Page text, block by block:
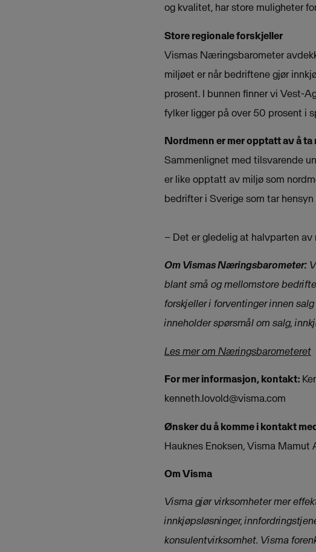
og kvalitet, har store muligheter
Store regionale forskjeller
Vismas Næringsbarometer
miljøet er når bedriftene gjør
prosent. I bunnen finner vi Vest-
fylker ligger på over 50 prosent i
Nordmenn er mer opptatt av å
Sammenlignet med tilsvarende
er like opptatt av miljø som
bedrifter i Sverige som tar
– Det er gledelig at halvparten
Om Vismas Næringsbarometer:
blant små og mellomstore
forskjeller i forventinger innen
inneholder spørsmål om salg,
Les mer om Næringsbarometeret
For mer informasjon, kontakt:
kenneth.lovold@visma.com
Ønsker du å komme i kontakt
Hauknes Enoksen, Visma
Om Visma
Visma gjør virksomheter mer
innkjøpsløsninger,
konsulentvirksomhet. Visma